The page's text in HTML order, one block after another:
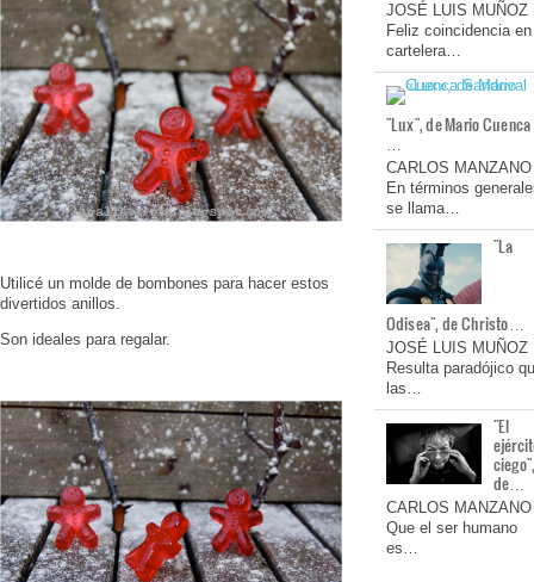
Utilicé un molde de bombones para hacer estos
divertidos anillos.
Son ideales para regalar.
JOSÉ LUIS MUÑOZ
Feliz coincidencia en
cartelera…
"Lux", de Mario Cuenca
…
CARLOS MANZANO
En términos
se llama…
"La
Odisea", de Christo…
JOSÉ LUIS MUÑOZ
Resulta paradójico
las…
"El
de…
CARLOS MANZANO
Que el ser humano
es…